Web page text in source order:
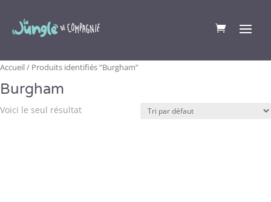
Accueil/ Produits identifiés “Burgham”
Burgham
Voici le seul résultat